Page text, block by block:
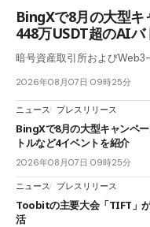
BingXで8月の大型
448万USDT超のAI
暗号資産取引所および
2026年08月07日 09時25分
ニュース プレスリリース
BingXで8月の大型キャンペ
トルなど4イベントを紹介
2026年08月07日 09時25分
ニュース プレスリリース
Toobitの主要大会「TIFT」が
活